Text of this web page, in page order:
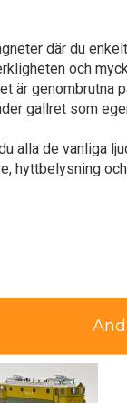
där du
och
är genombrutna
gallret som
alla de vanliga
hyttbelysning